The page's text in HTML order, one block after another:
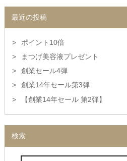
最近の投稿
ポイント10倍
まつげ美容液プレゼント
創業セール4弾
創業14年セール第3弾
【創業14年セール 第2弾】
検索